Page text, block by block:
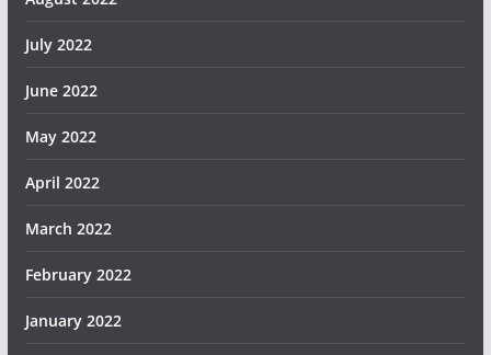
July 2022
June 2022
May 2022
April 2022
March 2022
February 2022
January 2022